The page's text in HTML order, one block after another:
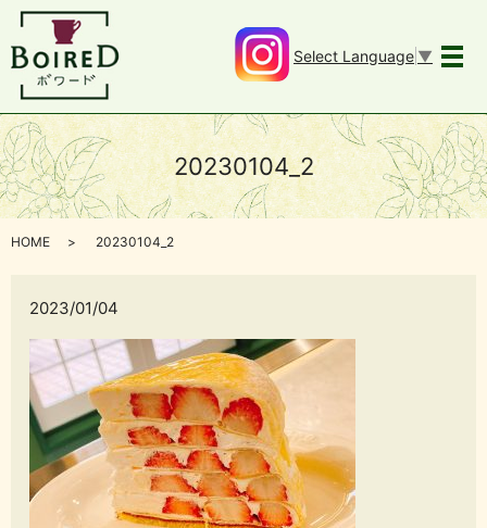
メ
Select Language ▼
20230104_2
HOME 20230104_2
2023/01/04